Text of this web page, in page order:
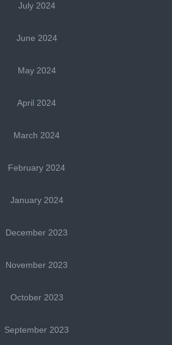
July 2024
June 2024
May 2024
April 2024
March 2024
February 2024
January 2024
December 2023
November 2023
October 2023
September 2023